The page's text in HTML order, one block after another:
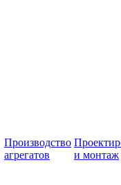
Производство
агрегатов
и монтаж